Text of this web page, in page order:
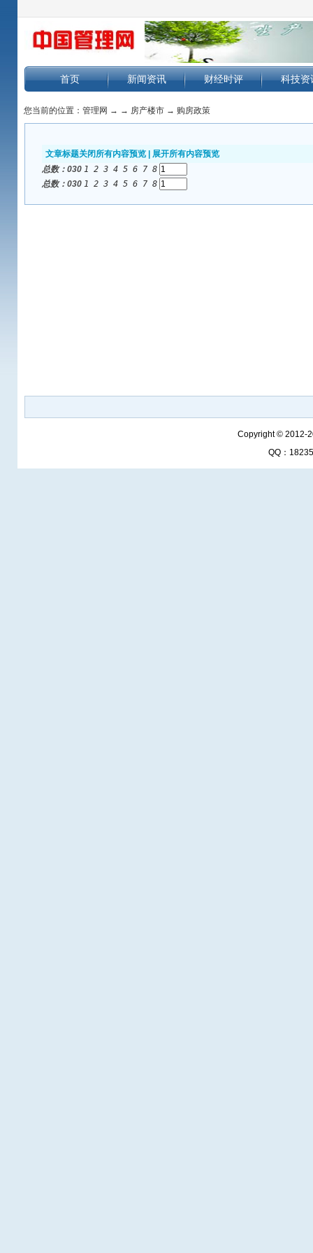
首页 新闻资讯 财经时评 科技资
您当前的位置： 管理网 → → 房产楼市 → 购房政策
文章标题关闭所有内容预览
展开所有内容预览
总数：030 1 2 3 4 5 6 7 8
总数：030 1 2 3 4 5 6 7 8
Copyright © 2012-
QQ：